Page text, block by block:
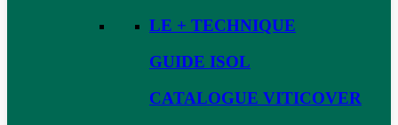
LE + TECHNIQUE
GUIDE ISOL
CATALOGUE VITICOVER